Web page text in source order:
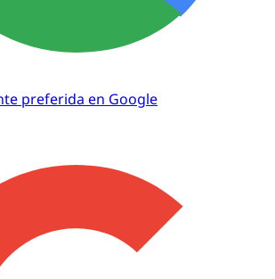
preferida en Google